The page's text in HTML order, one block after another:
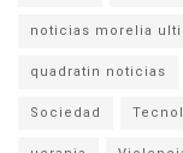
noticias morelia
quadratin noticias
Sociedad